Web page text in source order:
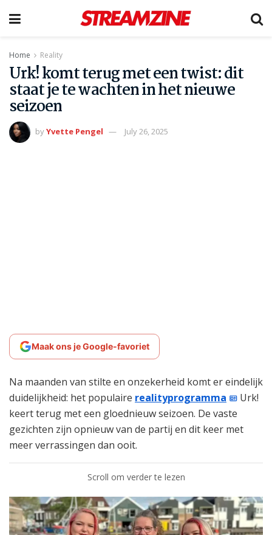
Home Reality
Urk! komt terug met een twist: dit
staat je te wachten in het nieuwe
seizoen
byYvette Pengel July 26, 2025
Maak ons je Google-favoriet
Na maanden van stilte en onzekerheid komt er eindelijk
duidelijkheid: het populaire realityprogramma
Urk!
keert terug met een gloednieuw seizoen. De vaste
gezichten zijn opnieuw van de partij en dit keer met
meer verrassingen dan ooit.
Scroll om verder te lezen